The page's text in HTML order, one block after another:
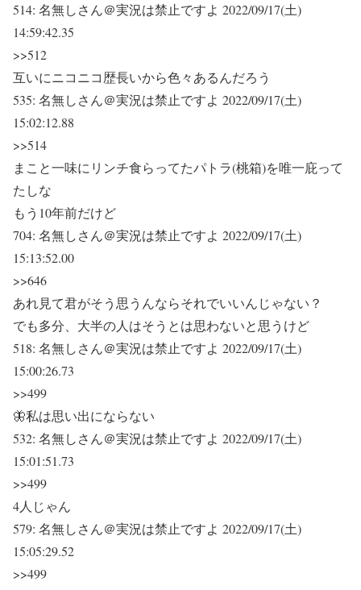
514: 名無しさん＠実況は禁止ですよ 2022/09/17(土)
14:59:42.35
>>512
互いにニコニコ歴長いから色々あるんだろう
535: 名無しさん＠実況は禁止ですよ 2022/09/17(土)
15:02:12.88
>>514
まこと一味にリンチ食らってたパトラ(桃箱)を唯一庇って
たしな
もう10年前だけど
704: 名無しさん＠実況は禁止ですよ 2022/09/17(土)
15:13:52.00
>>646
あれ見て君がそう思うんならそれでいいんじゃない？
でも多分、大半の人はそうとは思わないと思うけど
518: 名無しさん＠実況は禁止ですよ 2022/09/17(土)
15:00:26.73
>>499
🦋私は思い出にならない
532: 名無しさん＠実況は禁止ですよ 2022/09/17(土)
15:01:51.73
>>499
4人じゃん
579: 名無しさん＠実況は禁止ですよ 2022/09/17(土)
15:05:29.52
>>499